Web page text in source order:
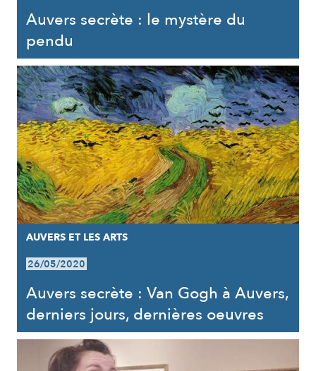
Auvers secrète : le mystère du
pendu
AUVERS ET LES ARTS
26/05/2020
Auvers secrète : Van Gogh à Auvers,
derniers jours, dernières oeuvres